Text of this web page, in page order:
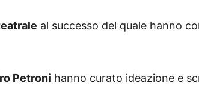
al successo del quale hanno
Petroni hanno curato ideazione e